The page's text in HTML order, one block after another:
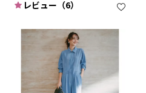
レビュー（6）